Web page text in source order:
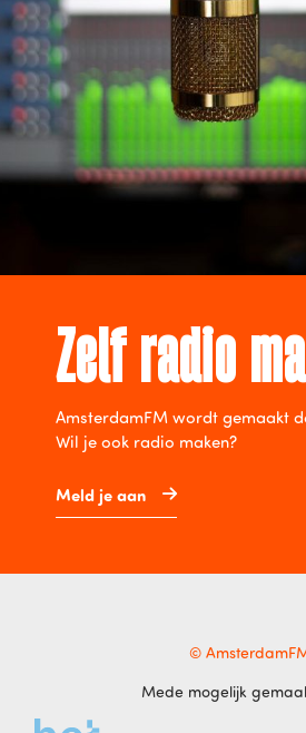
Zelf radio
AmsterdamFM wordt gemaakt
Wil je ook radio maken?
Meld je aan
©
Mede mogelijk